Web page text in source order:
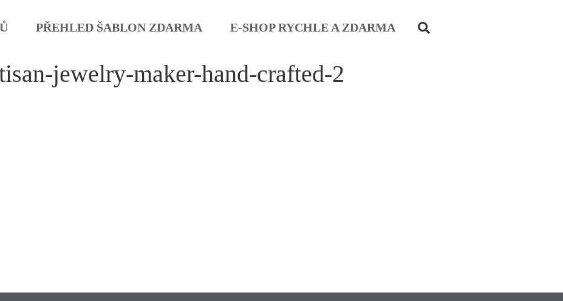
PŘEHLED ŠABLON ZDARMA E-SHOP RYCHLE A ZDARMA
jewelry-maker-hand-crafted-2